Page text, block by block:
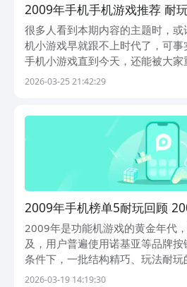
2009年手机手机游戏推荐 耐
合集
很多人看到本期内容的主题时，
机小游戏早就跟不上时代了，可
手机小游戏直到今天，还能被大
了这些游戏有着不可替代的魅力。
2026-03-25 21:42:29
2009年手机榜单5耐玩回顾
小游戏分享before_1
2009年是功能机游戏的黄金年代
及，用户普遍使用诺基亚等品牌
条件下，一批结构精巧、玩法耐
为一代人的集体记忆——从单机解
2026-03-19 14:19:30